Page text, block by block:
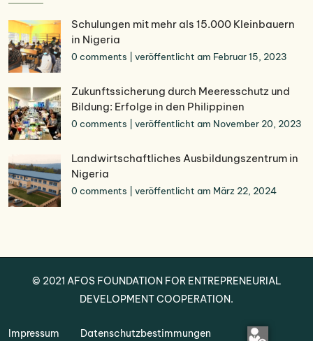
Schulungen mit mehr als 15.000 Kleinbauern
in Nigeria
0 comments veröffentlicht am Februar 15, 2023
Zukunftssicherung durch Meeresschutz und
Bildung: Erfolge in den Philippinen
0 comments veröffentlicht am November 20, 2023
Landwirtschaftliches Ausbildungszentrum in
Nigeria
0 comments veröffentlicht am März 22, 2024
© 2021 AFOSFOUNDATION FOR ENTREPRENEURIAL
DEVELOPMENT COOPERATION.
Impressum Datenschutzbestimmungen